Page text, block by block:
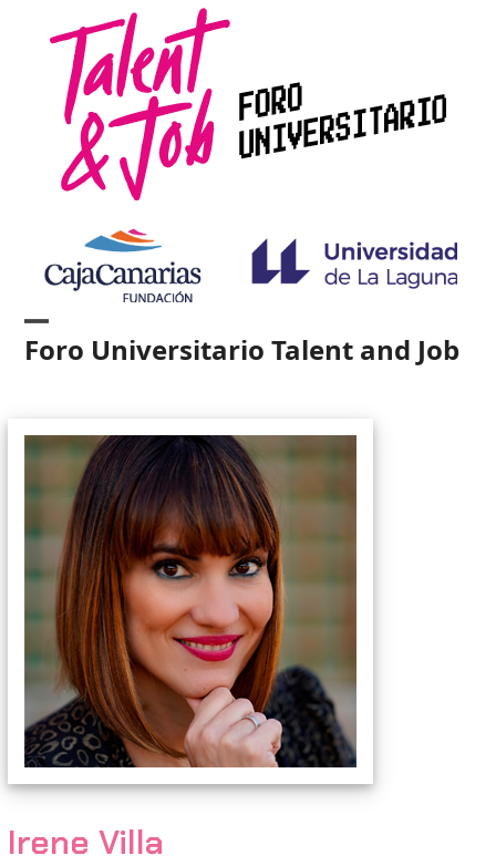
Foro Universitario Talent and Job
Open
Close
Irene Villa